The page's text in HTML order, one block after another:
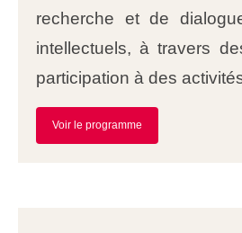
recherche et de
intellectuels, à travers
participation à des
Voir le programme